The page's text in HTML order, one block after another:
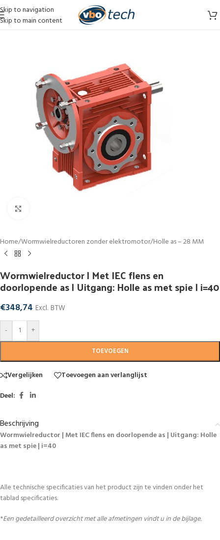
Skip to navigation
Skip to main content
Home/Wormwielreductoren zonder elektromotor/Holle as – 28 MM
Wormwielreductor | Met IEC flens en
doorlopende as | Uitgang: Holle as met spie | i=40
€348,74 Excl. BTW
-
+
TOEVOEGEN
Vergelijken
Toevoegen aan verlanglijst
Deel:
Beschrijving
Wormwielreductor | Met IEC flens en doorlopende as | Uitgang: Holle
as met spie | i=40
Alle technische specificaties van het product zijn te vinden onder het
tablad specificaties.
*Een gedetailleerd overzicht met alle afmetingen vindt u in de bijlage.